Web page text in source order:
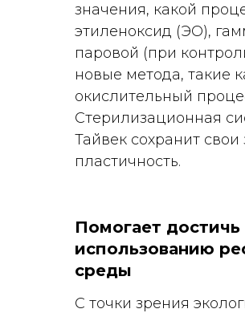
значения, какой
этиленоксид (ЭО),
паровой (при
новые метода, такие
окислительный
Стерилизационная
Тайвек сохранит
пластичность.
Помогает
использованию
среды
С точки зрения